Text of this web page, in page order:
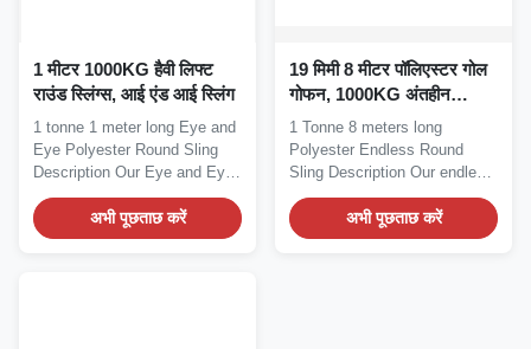
1 मीटर 1000KG हैवी लिफ्ट
राउंड स्लिंग्स, आई एंड आई स्लिंग
1 tonne 1 meter long Eye and
Eye Polyester Round Sling
Description Our Eye and Eye
Polyester...
अभी पूछताछ करें
19 मिमी 8 मीटर पॉलिएस्टर गोल
गोफन, 1000KG अंतहीन
भारोत्तोलन पट्टियाँ
1 Tonne 8 meters long
Polyester Endless Round
Sling Description Our endless
round slings are made...
अभी पूछताछ करें